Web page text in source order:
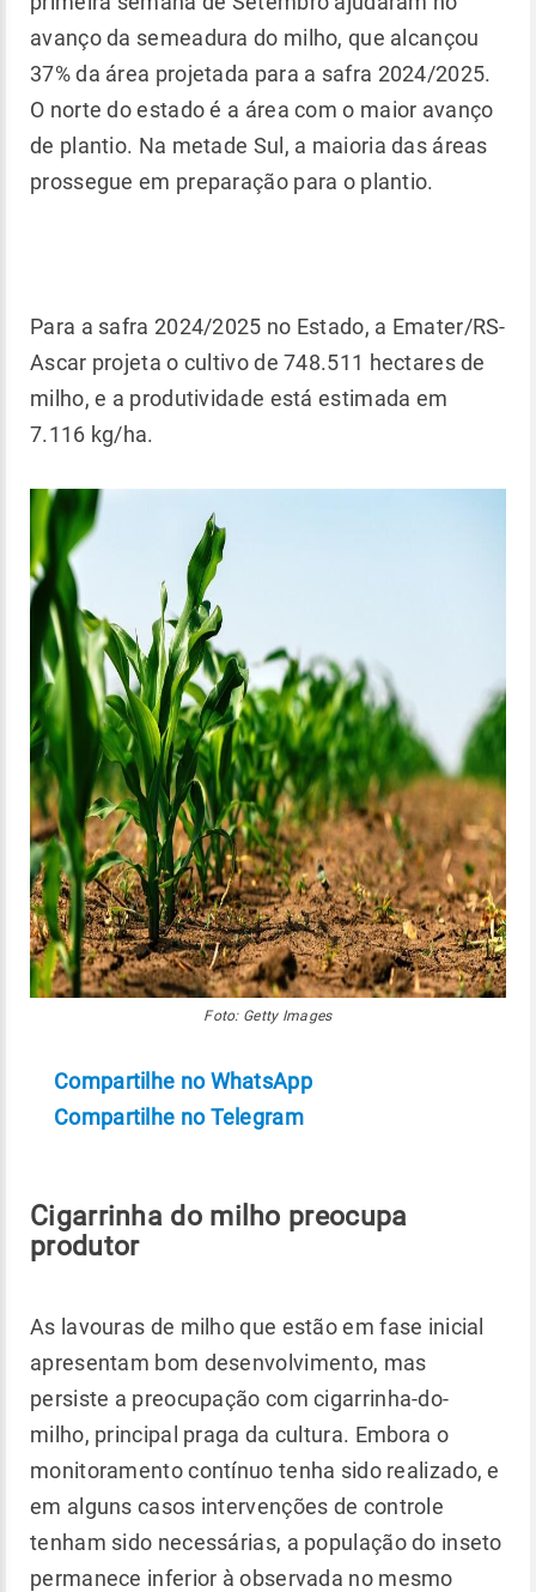
avanço da semeadura do milho, que alcançou
37% da área projetada para a safra 2024/2025.
O norte do estado é a área com o maior avanço
de plantio. Na metade Sul, a maioria das áreas
prossegue em preparação para o plantio.
Para a safra 2024/2025 no Estado, a Emater/RS-
Ascar projeta o cultivo de 748.511 hectares de
milho, e a produtividade está estimada em
7.116 kg/ha.
Foto: Getty Images
Compartilhe no WhatsApp
Compartilhe no Telegram
Cigarrinha do milho preocupa
produtor
As lavouras de milho que estão em fase inicial
apresentam bom desenvolvimento, mas
persiste a preocupação com cigarrinha-do-
milho, principal praga da cultura. Embora o
monitoramento contínuo tenha sido realizado, e
em alguns casos intervenções de controle
tenham sido necessárias, a população do inseto
permanece inferior à observada no mesmo